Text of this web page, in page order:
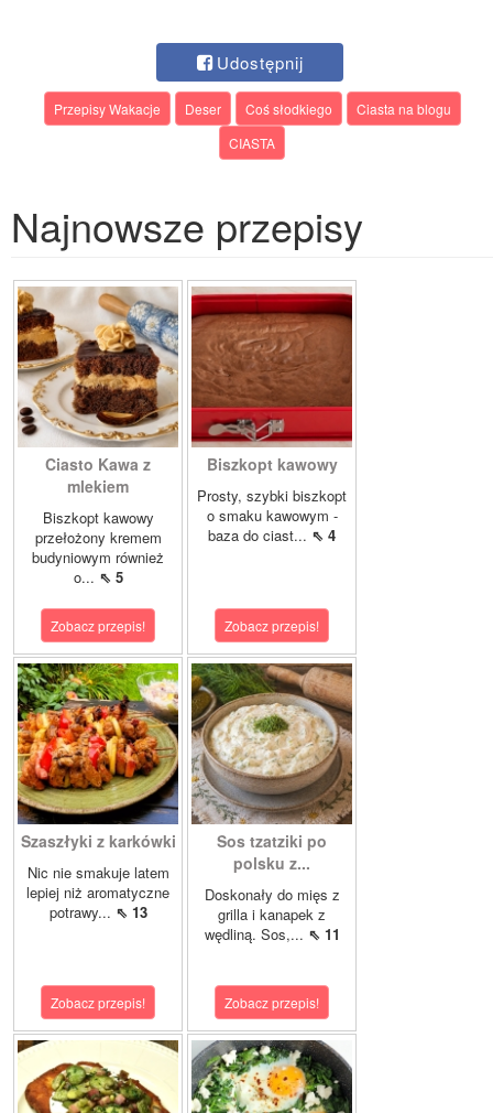
Udostępnij
Przepisy Wakacje Deser Coś słodkiego
Ciasta na blogu
CIASTA
Najnowsze przepisy
Ciasto Kawa z
mlekiem
Biszkopt kawowy
przełożony kremem
budyniowym również
o... ⇖ 5
Zobacz przepis!
Biszkopt kawowy
Prosty, szybki biszkopt
o smaku kawowym -
baza do ciast... ⇖ 4
Zobacz przepis!
Szaszłyki z karkówki
Nic nie smakuje latem
lepiej niż aromatyczne
potrawy... ⇖ 13
Zobacz przepis!
Sos tzatziki po
polsku z...
Doskonały do mięs z
grilla i kanapek z
wędliną. Sos,... ⇖ 11
Zobacz przepis!